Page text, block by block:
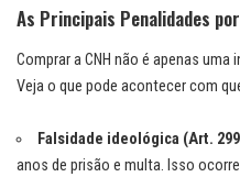
As Principais Penalidades
Comprar a CNH não é apenas
Veja o que pode acontecer com
Falsidade ideológica (Art.
anos de prisão e multa. Isso